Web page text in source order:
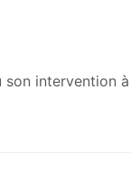
intervention